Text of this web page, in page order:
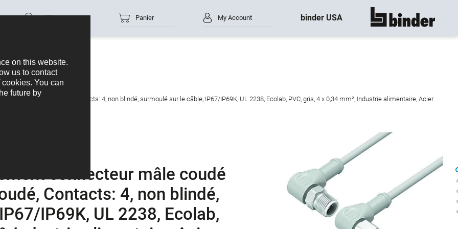
Référence Panier My Account binder USA montre tout
M12-A
femelle coudé, Contacts: 4, non blindé, surmoulé sur le câble, IP67/IP69K, UL 2238, Ecolab, PVC, gris, 4 x 0,34 mm², Industrie alimentaire, Acier
connecteur mâle coudé
Contacts: 4, non blindé,
IP69K, UL 2238, Ecolab,